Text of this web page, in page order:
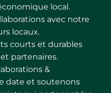
local.
avec notre
locaux.
courts et durables
partenaires.
&
date et soutenons